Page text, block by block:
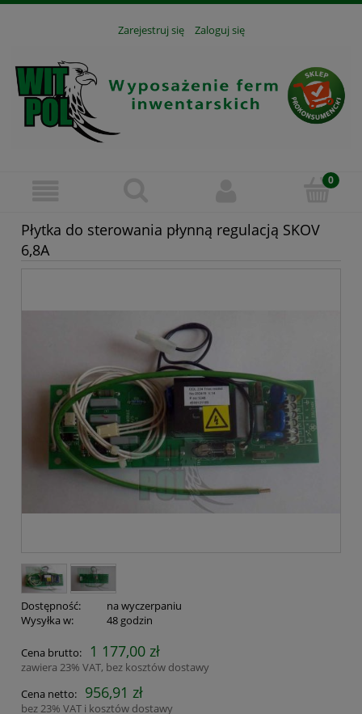
Zarejestruj się Zaloguj się
Płytka do sterowania płynną regulacją SKOV
6,8A
Dostępność:
na wyczerpaniu
Wysyłka w:
48 godzin
Cena brutto: 1 177,00 zł
zawiera 23% VAT, bez kosztów dostawy
Cena netto:
956,91 zł
bez 23% VAT i kosztów dostawy